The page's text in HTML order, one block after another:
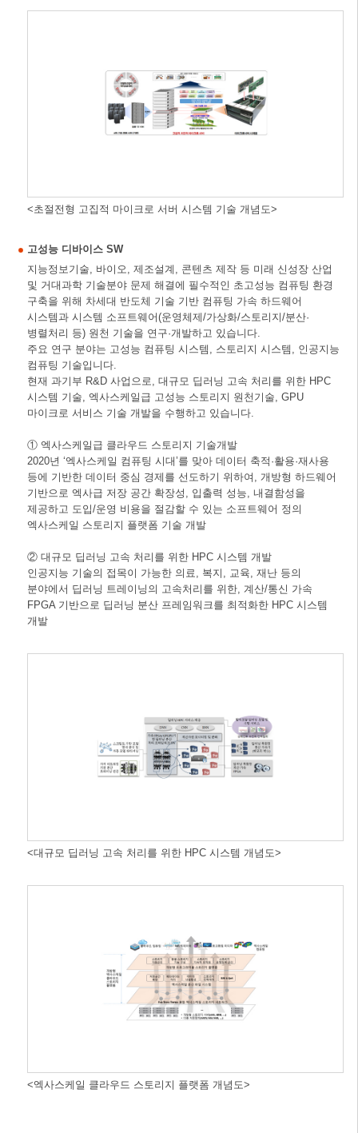
<초절전형 고집적 마이크로 서버 시스템 기술 개념도>
고성능 디바이스 SW
지능정보기술, 바이오, 제조설계, 콘텐츠 제작 등 미래 신성장 산업
및 거대과학 기술분야 문제 해결에 필수적인 초고성능 컴퓨팅 환경
구축을 위해 차세대 반도체 기술 기반 컴퓨팅 가속 하드웨어
시스템과 시스템 소프트웨어(운영체제/가상화/스토리지/분산·
병렬처리 등) 원천 기술을 연구·개발하고 있습니다.
주요 연구 분야는 고성능 컴퓨팅 시스템, 스토리지 시스템, 인공지능
컴퓨팅 기술입니다.
현재 과기부 R&D 사업으로, 대규모 딥러닝 고속 처리를 위한 HPC
시스템 기술, 엑사스케일급 고성능 스토리지 원천기술, GPU
마이크로 서비스 기술 개발을 수행하고 있습니다.
① 엑사스케일급 클라우드 스토리지 기술개발
2020년 ‘엑사스케일 컴퓨팅 시대’를 맞아 데이터 축적·활용·재사용
등에 기반한 데이터 중심 경제를 선도하기 위하여, 개방형 하드웨어
기반으로 엑사급 저장 공간 확장성, 입출력 성능, 내결함성을
제공하고 도입/운영 비용을 절감할 수 있는 소프트웨어 정의
엑사스케일 스토리지 플랫폼 기술 개발
② 대규모 딥러닝 고속 처리를 위한 HPC 시스템 개발
인공지능 기술의 접목이 가능한 의료, 복지, 교육, 재난 등의
분야에서 딥러닝 트레이닝의 고속처리를 위한, 계산/통신 가속
FPGA 기반으로 딥러닝 분산 프레임워크를 최적화한 HPC 시스템
개발
<대규모 딥러닝 고속 처리를 위한 HPC 시스템 개념도>
<엑사스케일 클라우드 스토리지 플랫폼 개념도>